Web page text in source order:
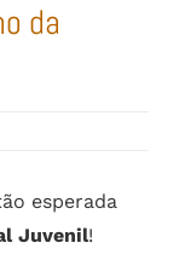
da
esperada
Juvenil!